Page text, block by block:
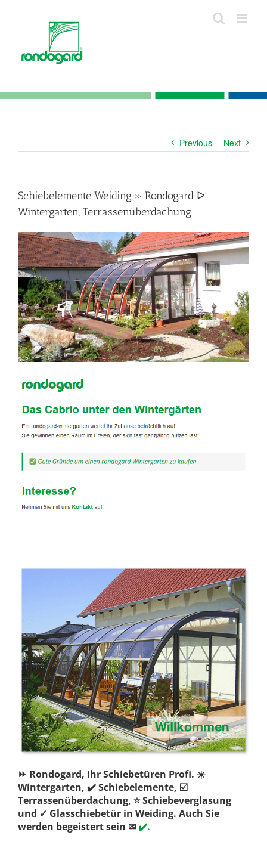
Previous Next
Schiebelemente Weiding » Rondogard ᐅ
Wintergarten, Terrassenüberdachung
⏩ Rondogard, Ihr Schiebetüren Profi. ☀️
Wintergarten, ✔️ Schiebelemente, ☑️
Terrassenüberdachung, ⭐ Schiebeverglasung
und ✓ Glasschiebetür in Weiding. Auch Sie
werden begeistert sein ✉✔️.